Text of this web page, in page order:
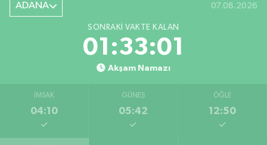
ADANA 07.08.2026
SONRAKI VAKTE KALAN
01:33:00
Akşam Namazı
İMSAK
04:10
GÜNEŞ
05:42
ÖĞLE
12:50